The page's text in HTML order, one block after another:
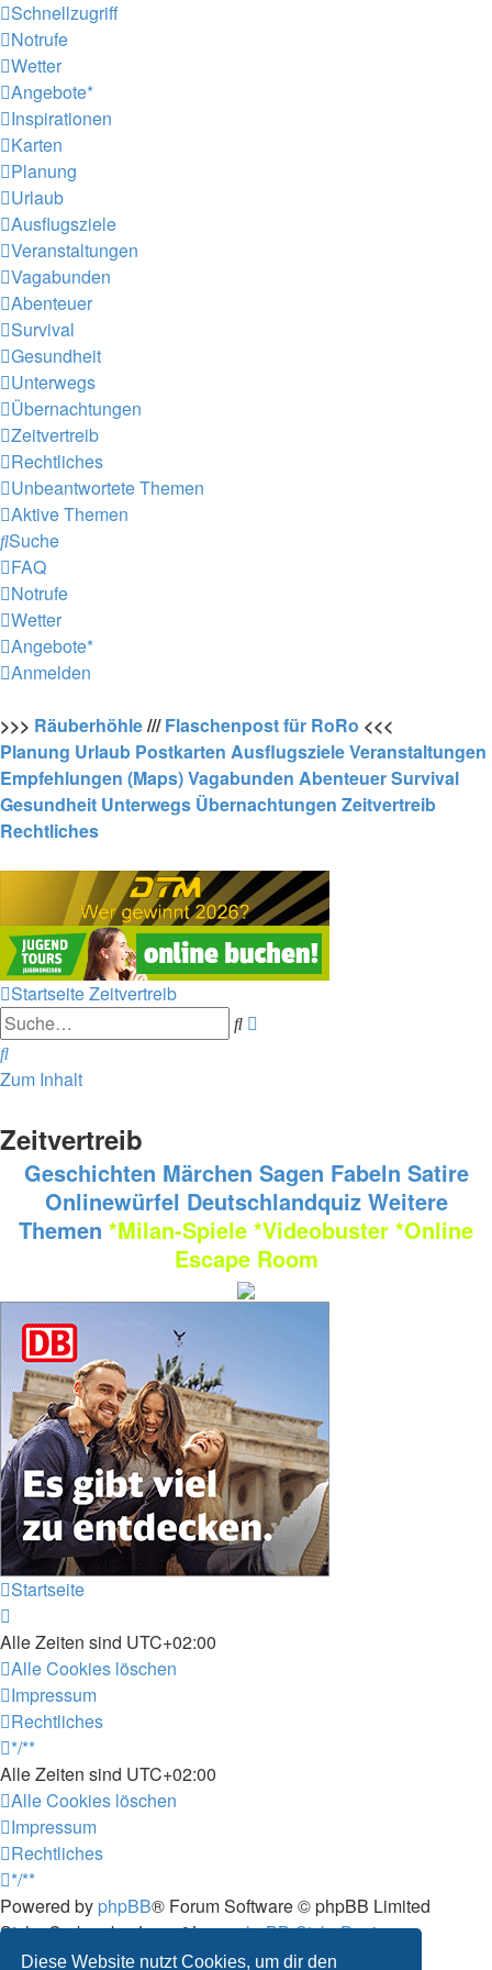
Diese Website nutzt Cookies, um dir den
Schnellzugriff
Notrufe
Wetter
Angebote*
Inspirationen
Karten
Planung
Urlaub
Ausflugsziele
Veranstaltungen
Vagabunden
Abenteuer
Survival
Gesundheit
Unterwegs
Übernachtungen
Zeitvertreib
Rechtliches
Unbeantwortete Themen
Aktive Themen
Suche
FAQ
Notrufe
Wetter
Angebote*
Anmelden
>>> Räuberhöhle///Flaschenpost für RoRo <<<
Planung Urlaub Postkarten AusflugszieleVeranstaltungen
Empfehlungen (Maps)Vagabunden AbenteuerSurvival
Gesundheit Unterwegs Übernachtungen Zeitvertreib
Rechtliches
StartseiteZeitvertreib
Suche
Suche
Zum Inhalt
Zeitvertreib
Geschichten Märchen Sagen Fabeln Satire
Onlinewürfel Deutschlandquiz Weitere
Themen *Milan-Spiele *Videobuster *Online
Escape Room
Startseite
Alle Zeiten sind UTC+02:00
Alle Cookies löschen
Impressum
Rechtliches
*/**
Alle Zeiten sind UTC+02:00
Alle Cookies löschen
Impressum
Rechtliches
*/**
Powered by phpBB® Forum Software © phpBB Limited
Style: Carbon by Joyce&LunaphpBB-Style-Design
Deutsche Übersetzung durchphpBB.de